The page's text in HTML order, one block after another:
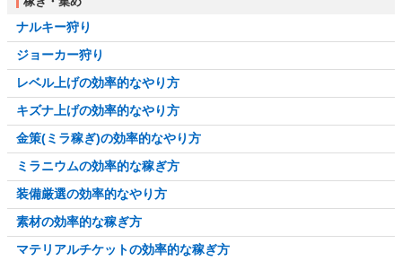
ナルキー狩り
ジョーカー狩り
レベル上げの効率的なやり方
キズナ上げの効率的なやり方
金策(ミラ稼ぎ)の効率的なやり方
ミラニウムの効率的な稼ぎ方
装備厳選の効率的なやり方
素材の効率的な稼ぎ方
マテリアルチケットの効率的な稼ぎ方